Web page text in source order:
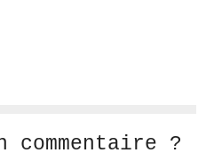
commentaire ?